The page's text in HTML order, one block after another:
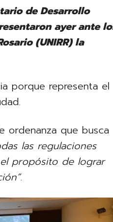
de Desarrollo
ayer ante
(UNIRR) la
porque representa el
ordenanza que busca
las regulaciones
propósito de lograr
.